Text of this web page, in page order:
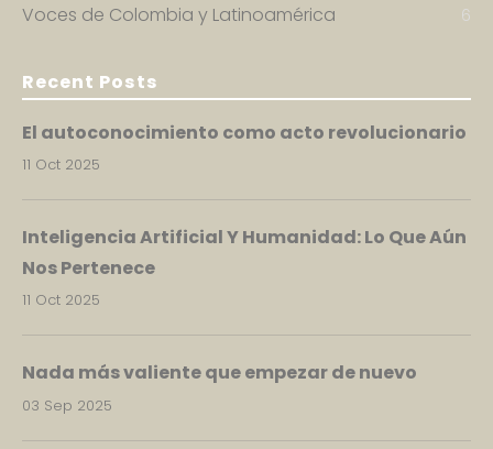
Voces de Colombia y Latinoamérica 6
Recent Posts
El autoconocimiento como acto revolucionario
11 Oct 2025
Inteligencia Artificial Y Humanidad: Lo Que Aún
Nos Pertenece
11 Oct 2025
Nada más valiente que empezar de nuevo
03 Sep 2025